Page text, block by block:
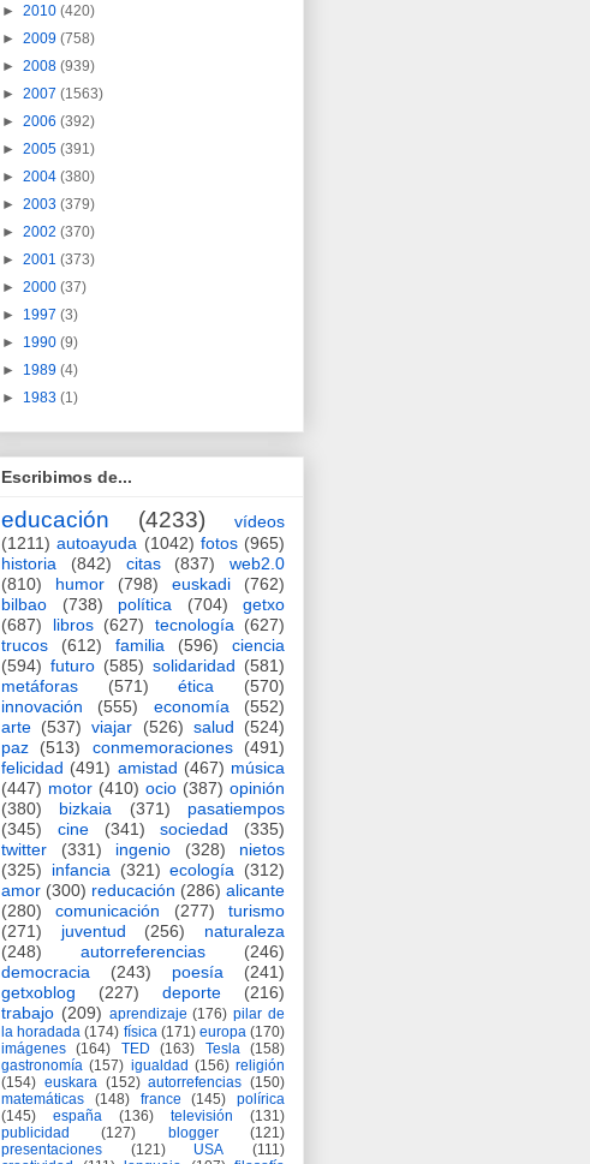
► 2010 (420)
► 2009 (758)
► 2008 (939)
► 2007 (1563)
► 2006 (392)
► 2005 (391)
► 2004 (380)
► 2003 (379)
► 2002 (370)
► 2001 (373)
► 2000 (37)
► 1997 (3)
► 1990 (9)
► 1989 (4)
► 1983 (1)
Escribimos de...
educación (4233)
vídeos
(1211) autoayuda (1042) fotos (965)
historia
(842) citas (837)
web2.0
(810)
humor (798) euskadi
(762)
bilbao
(738) política (704)
getxo
(687)
libros (627) tecnología
(627)
trucos
(612) familia (596)
ciencia
(594) futuro (585) solidaridad (581)
metáforas
(571) ética
(570)
innovación
(555) economía
(552)
arte (537) viajar (526) salud
(524)
paz
(513) conmemoraciones
(491)
felicidad (491) amistad (467) música
(447) motor (410) ocio (387) opinión
(380)
bizkaia (371)
pasatiempos
(345)
cine (341) sociedad
(335)
twitter
(331) ingenio (328)
nietos
(325)
infancia (321) ecología
(312)
amor (300) reducación (286) alicante
(280)
comunicación (277)
turismo
(271)
juventud (256)
naturaleza
(248)
autorreferencias
(246)
democracia
(243) poesía
(241)
getxoblog
(227) deporte
(216)
trabajo (209) aprendizaje (176) pilar de
la horadada (174) física (171) europa (170)
imágenes
(164) TED (163) Tesla
(158)
gastronomía (157) igualdad (156) religión
(154) euskara (152) autorrefencias (150)
matemáticas
(148) france (145)
polírica
(145)
españa (136) televisión
(131)
publicidad
(127) blogger
(121)
presentaciones
(121) USA
(111)